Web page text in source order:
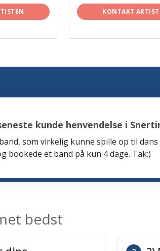
KONTAKT
kunde henvendelse i
som virkelig kunne spille op til
bookede et band på kun 4 dage. Tak;)
bedst